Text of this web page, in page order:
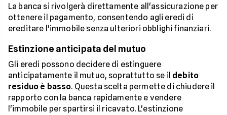
La banca si rivolgerà direttamente all'assicurazione per
ottenere il pagamento, consentendo agli eredi di
ereditare l'immobile senza ulteriori obblighi finanziari.
Estinzione anticipata del mutuo
Gli eredi possono decidere di estinguere
anticipatamente il mutuo, soprattutto se il debito
residuo è basso. Questa scelta permette di chiudere il
rapporto con la banca rapidamente e vendere
l'immobile per spartirsi il ricavato. L'estinzione